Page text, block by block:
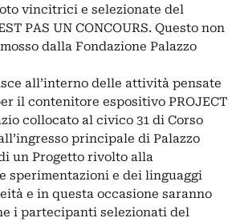
vincitrici e selezionate del
PAS UN CONCOURS. Questo non
dalla Fondazione Palazzo
all’interno delle attività pensate
il contenitore espositivo PROJECT
collocato al civico 31 di Corso
principale di Palazzo
un Progetto rivolto alla
sperimentazioni e dei linguaggi
e in questa occasione saranno
i partecipanti selezionati del